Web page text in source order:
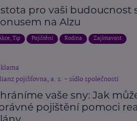
pro vaši budoucnost
na Alzu
Tip Pojištění Rodina Zajímavost
pojišťovna, a. s. - sídlo společnosti
vaše sny: Jak
pojištění pomoci